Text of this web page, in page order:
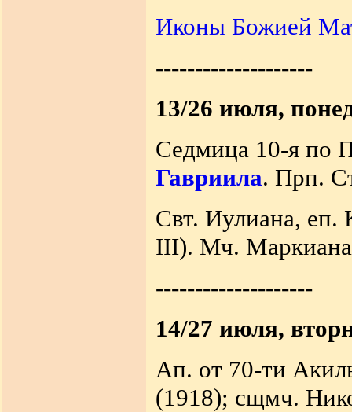
Иконы Божией
--------------------
13/26 июля,
Седмица 10-я по
Гавриила. Прп.
Свт. Иулиана,
III). Мч.
--------------------
14/27 июля,
Ап. от 70-ти
(1918); сщмч.